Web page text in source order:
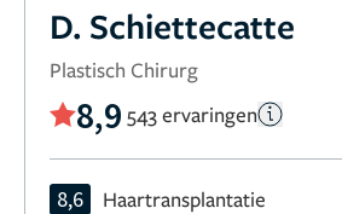
D. Schiettecatte
Plastisch Chirurg
8,9 543 ervaringen
8,6 Haartransplantatie